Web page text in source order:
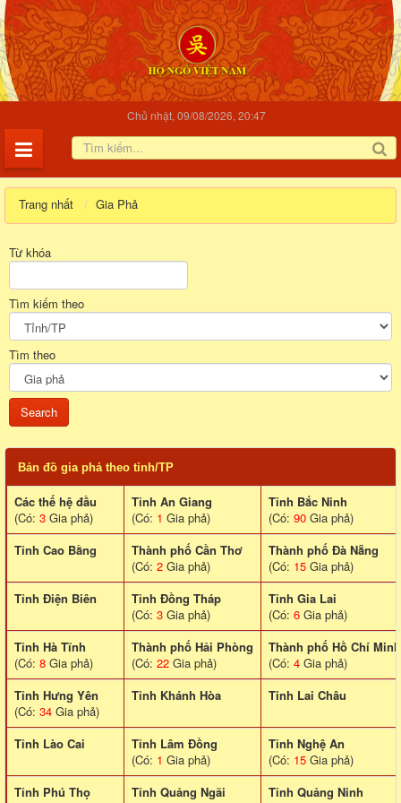
Chủ nhật, 09/08/2026, 20:47
Trang nhất Gia Phả
Từ khóa
Tìm kiếm theo
Tìm theo
Bản đồ gia phả theo tỉnh/TP
Các thế hệ đầu
(Có: 3 Gia phả)
Tỉnh An Giang
(Có: 1 Gia phả)
Tỉnh Bắc Ninh
(Có: 90 Gia phả)
Tỉnh Cao Bằng
Thành phố Cần Thơ
(Có: 2 Gia phả)
Thành phố Đà Nẵng
(Có: 15 Gia phả)
Tỉnh Điện Biên
Tỉnh Đồng Tháp
(Có: 3 Gia phả)
Tỉnh Gia Lai
(Có: 6 Gia phả)
Tỉnh Hà Tĩnh
(Có: 8 Gia phả)
Thành phố Hải Phòng
(Có: 22 Gia phả)
Thành phố Hồ Chí Minh
(Có: 4 Gia phả)
Tỉnh Hưng Yên
(Có: 34 Gia phả)
Tỉnh Khánh Hòa Tinh Lai Châu
Tỉnh Lào Cai
Tỉnh Lâm Đồng
(Có: 1 Gia phả)
Tỉnh Nghệ An
(Có: 15 Gia phả)
Tỉnh Phú Thọ
Tỉnh Quảng Ngãi
Tỉnh Quảng Ninh